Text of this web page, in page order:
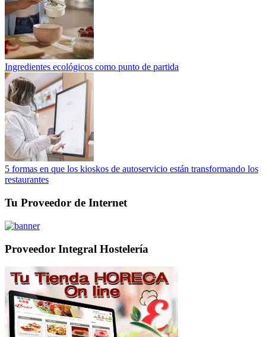
Ingredientes ecológicos como punto de partida
5 formas en que los kioskos de autoservicio están transformando los
restaurantes
Tu Proveedor de Internet
Proveedor Integral Hostelería